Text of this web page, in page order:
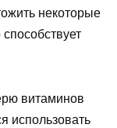
некоторые
витаминов
использовать